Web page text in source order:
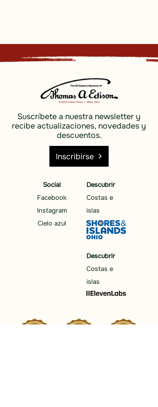
Suscríbete a nuestra newsletter y
recibe actualizaciones, novedades y
descuentos.
Inscribirse
Social
Facebook
Instagram
Cielo azul
Descubrir
Costas e
islas
Descubrir
Costas e
islas